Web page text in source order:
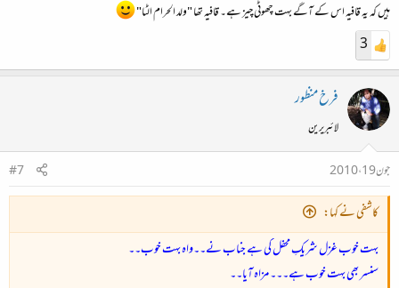
ہیں کہ یہ قافیہ اس کے آگے بہت چھوٹی چیز ہے۔ قافیہ تھا "ولد الحرام الٹا"
3
فرخ منظور
لائبریرین
جون 19، 2010
#7
کاشفی نے کہا:
بہت خوب غزل شریکِ محفل کی ہے جناب نے۔۔واہ بہت خوب۔۔
سنسر بھی بہت خوب ہے۔۔۔ مزاہ آیا۔۔